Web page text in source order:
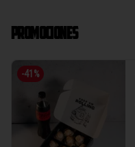
PROMOCIONES
-41 %